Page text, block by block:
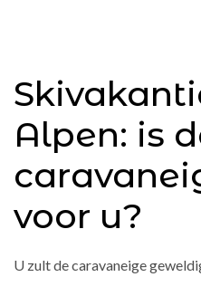
Alpen: is
voor u?
U zult de caravaneige